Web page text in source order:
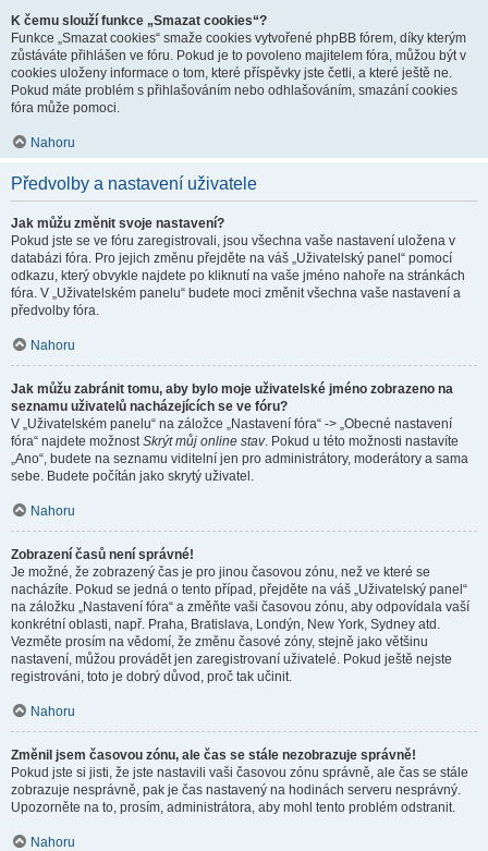
K čemu slouží funkce „Smazat cookies“?
Funkce „Smazat cookies“ smaže cookies vytvořené phpBB fórem, díky kterým
zůstáváte přihlášen ve fóru. Pokud je to povoleno majitelem fóra, můžou být v
cookies uloženy informace o tom, které příspěvky jste četli, a které ještě ne.
Pokud máte problém s přihlašováním nebo odhlašováním, smazání cookies
fóra může pomoci.
Nahoru
Předvolby a nastavení uživatele
Jak můžu změnit svoje nastavení?
Pokud jste se ve fóru zaregistrovali, jsou všechna vaše nastavení uložena v
databázi fóra. Pro jejich změnu přejděte na váš „Uživatelský panel“ pomocí
odkazu, který obvykle najdete po kliknutí na vaše jméno nahoře na stránkách
fóra. V „Uživatelském panelu“ budete moci změnit všechna vaše nastavení a
předvolby fóra.
Nahoru
Jak můžu zabránit tomu, aby bylo moje uživatelské jméno zobrazeno na
seznamu uživatelů nacházejících se ve fóru?
V „Uživatelském panelu“ na záložce „Nastavení fóra“ -> „Obecné nastavení
fóra“ najdete možnostSkrýt můj online stav. Pokud u této možnosti nastavíte
„Ano“, budete na seznamu viditelní jen pro administrátory, moderátory a sama
sebe. Budete počítán jako skrytý uživatel.
Nahoru
Zobrazení časů není správné!
Je možné, že zobrazený čas je pro jinou časovou zónu, než ve které se
nacházíte. Pokud se jedná o tento případ, přejděte na váš „Uživatelský panel“
na záložku „Nastavení fóra“ a změňte vaši časovou zónu, aby odpovídala vaší
konkrétní oblasti, např. Praha, Bratislava, Londýn, New York, Sydney atd.
Vezměte prosím na vědomí, že změnu časové zóny, stejně jako většinu
nastavení, můžou provádět jen zaregistrovaní uživatelé. Pokud ještě nejste
registrováni, toto je dobrý důvod, proč tak učinit.
Nahoru
Změnil jsem časovou zónu, ale čas se stále nezobrazuje správně!
Pokud jste si jisti, že jste nastavili vaši časovou zónu správně, ale čas se stále
zobrazuje nesprávně, pak je čas nastavený na hodinách serveru nesprávný.
Upozorněte na to, prosím, administrátora, aby mohl tento problém odstranit.
Nahoru